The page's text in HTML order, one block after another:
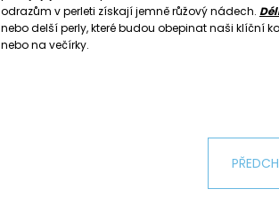
odrazům v perleti získají jemně růžový nádech.
nebo delší perly, které budou obepinat naši klíční
nebo na večírky.